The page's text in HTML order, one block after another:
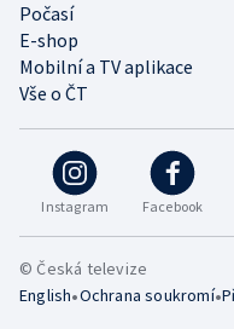
Instagram Facebook
Počasí
E-shop
Mobilní a TV aplikace
Vše o ČT
© Česká televize
English•Ochrana soukromí•